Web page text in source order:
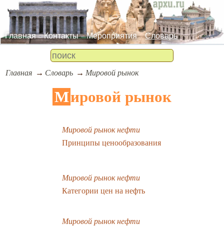
Главная Контакты Мероприятия Словарь
Главная Словарь Мировой рынок
Мировой рынок
Мировой рынок нефти
Принципы ценообразования
Мировой рынок нефти
Категории цен на нефть
Мировой рынок нефти